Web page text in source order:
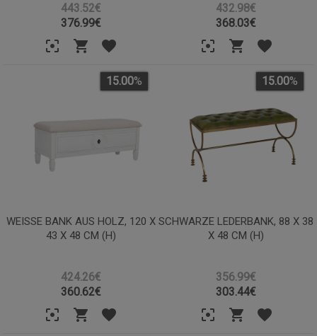
443.52€
376.99€
432.98€
368.03€
WEISSE BANK AUS HOLZ, 120 X 4
3 X 48 CM (H)
424.26€
15.00%
360.62€
SCHWARZE LEDERBANK, 88 X 38
X 48 CM (H)
356.99€
15.00%
303.44€